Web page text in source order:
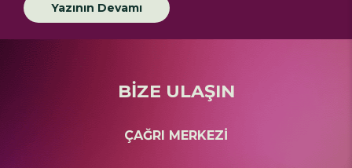
Yazının Devamı
BİZE ULAŞIN
ÇAĞRI MERKEZİ